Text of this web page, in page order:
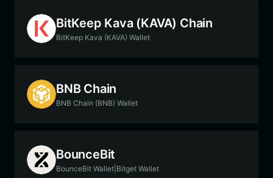
BitKeep Kava (KAVA) Chain
BitKeep Kava (KAVA) Wallet
BNB Chain
BNB Chain (BNB) Wallet
BounceBit
BounceBit Wallet|Bitget Wallet